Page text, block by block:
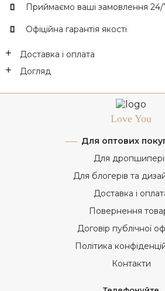
Приймаємо ваші замовлення 24/
Офіційна гарантія якості
Доставка і оплата
Догляд
Love You
Для оптових
Для
Для блогерів та
Доставка і
Повернення
Договір публічної
Політика
Контакти